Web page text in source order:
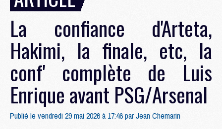
La confiance d'Arteta,
Hakimi, la finale, etc, la
conf' complète de Luis
Enrique avant PSG/Arsenal
Publié le vendredi 29 mai 2026 à 17:46 parJean Chemarin